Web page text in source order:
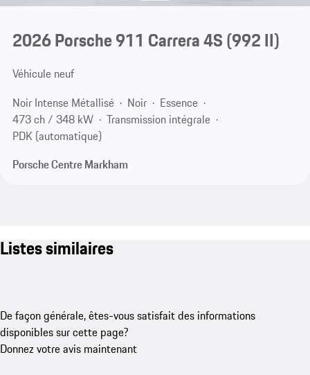
2026 Porsche 911 Carrera 4S(992 II)
Véhicule neuf
Noir Intense Métallisé
Noir
Essence
473 ch / 348 kW
Transmission intégrale
PDK (automatique)
Porsche Centre Markham
Listes similaires
De façon générale, êtes-vous satisfait des informations
disponibles sur cette page?
Donnez votre avis maintenant